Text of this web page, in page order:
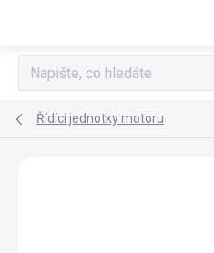
Řídící jednotky motoru